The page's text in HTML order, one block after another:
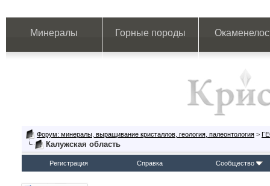
Минералы Горные породы
Форум: минералы, выращивание кристаллов, геология, палеонтология >
Калужская область
Регистрация Справка Сообщество